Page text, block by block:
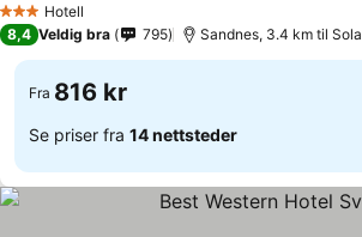
3 StjernerHotell
8,4 Veldig bra 795 Sandnes, 3.4 km til Sola
Fra 816 kr
Se priser fra 14 nettsteder